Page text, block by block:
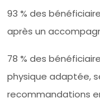
93 % des
après un
78 % des
physique adaptée,
recommandations